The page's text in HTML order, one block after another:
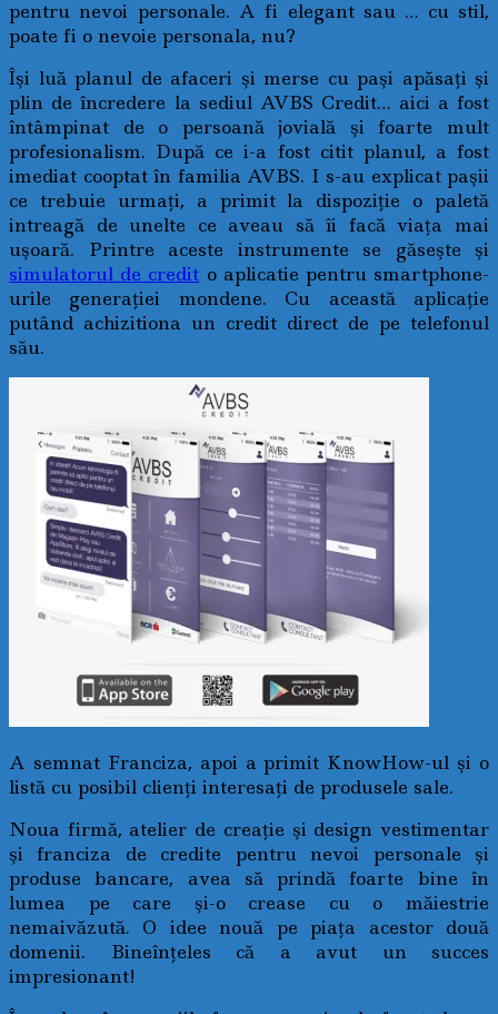
pentru nevoi personale. A fi elegant sau … cu stil,
poate fi o nevoie personala, nu?
Îşi luă planul de afaceri şi merse cu paşi apăsaţi şi
plin de încredere la sediul AVBS Credit… aici a fost
întâmpinat de o persoană jovială şi foarte mult
profesionalism. După ce i-a fost citit planul, a fost
imediat cooptat în familia AVBS. I s-au explicat paşii
ce trebuie urmaţi, a primit la dispoziţie o paletă
intreagă de unelte ce aveau să îi facă viaţa mai
uşoară. Printre aceste instrumente se găseşte şi
simulatorul de credit o aplicatie pentru smartphone-
urile generaţiei mondene. Cu această aplicaţie
putând achizitiona un credit direct de pe telefonul
său.
A semnat Franciza, apoi a primit KnowHow-ul şi o
listă cu posibil clienţi interesaţi de produsele sale.
Noua firmă, atelier de creaţie şi design vestimentar
şi franciza de credite pentru nevoi personale şi
produse bancare, avea să prindă foarte bine în
lumea pe care şi-o crease cu o măiestrie
nemaivăzută. O idee nouă pe piaţa acestor două
domenii. Bineînţeles că a avut un succes
impresionant!